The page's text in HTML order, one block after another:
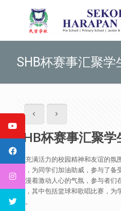
SHB杯赛事汇聚学
SHB杯赛事汇聚
在充满活力的校园精神和友谊的
楼，为同学们加油助威，参与了
弥漫着激动人心的气氛，参与者
能，其中包括篮球和歌唱比赛，为
感。